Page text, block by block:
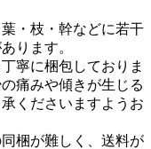
・枝・幹などに若干
ります。
寧に梱包しておりま
痛みや傾きが生じる
くださいますようお
梱が難しく、送料が